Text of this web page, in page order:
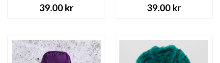
39.00 kr 39.00 kr